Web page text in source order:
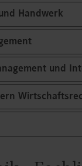
Handwerk
und